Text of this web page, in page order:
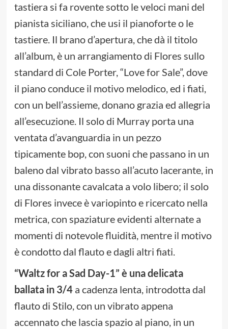
tastiera si fa rovente sotto le veloci mani del
pianista siciliano, che usi il pianoforte o le
tastiere. Il brano d’apertura, che dà il titolo
all’album, è un arrangiamento di Flores sullo
standard di Cole Porter, “Love for Sale”, dove
il piano conduce il motivo melodico, ed i fiati,
con un bell’assieme, donano grazia ed allegria
all’esecuzione. Il solo di Murray porta una
ventata d’avanguardia in un pezzo
tipicamente bop, con suoni che passano in un
baleno dal vibrato basso all’acuto lacerante, in
una dissonante cavalcata a volo libero; il solo
di Flores invece è variopinto e ricercato nella
metrica, con spaziature evidenti alternate a
momenti di notevole fluidità, mentre il motivo
è condotto dal flauto e dagli altri fiati.
“Waltz for a Sad Day-1” è una delicata
ballata in 3/4 a cadenza lenta, introdotta dal
flauto di Stilo, con un vibrato appena
accennato che lascia spazio al piano, in un